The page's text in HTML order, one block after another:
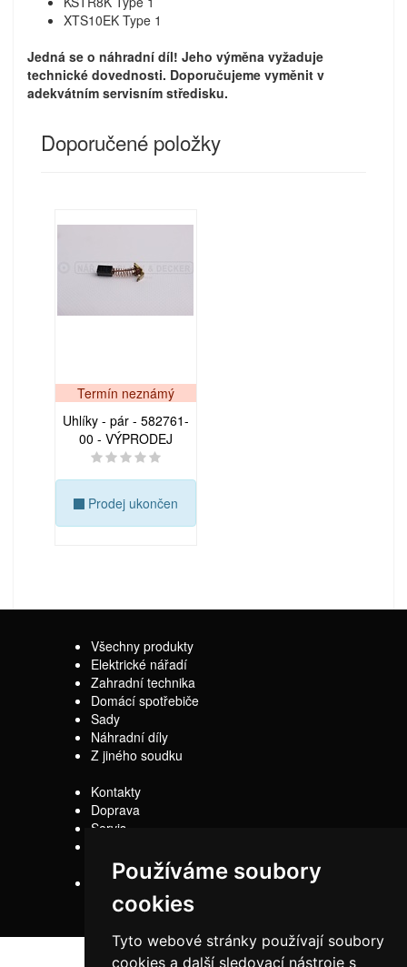
Používáme soubory
cookies
Tyto webové stránky používají soubory
cookies a další sledovací nástroje s
XTS10EK Type 1
Jedná se o náhradní díl! Jeho výměna vyžaduje
technické dovednosti. Doporučujeme vyměnit v
adekvátním servisním středisku.
Doporučené položky
Termín neznámý
Uhlíky - pár - 582761-
00 - VÝPRODEJ
Prodej ukončen
Všechny produkty
Elektrické nářadí
Zahradní technika
Domácí spotřebiče
Sady
Náhradní díly
Z jiného soudku
Kontakty
Doprava
Servis
podmínky
Reklamační řád